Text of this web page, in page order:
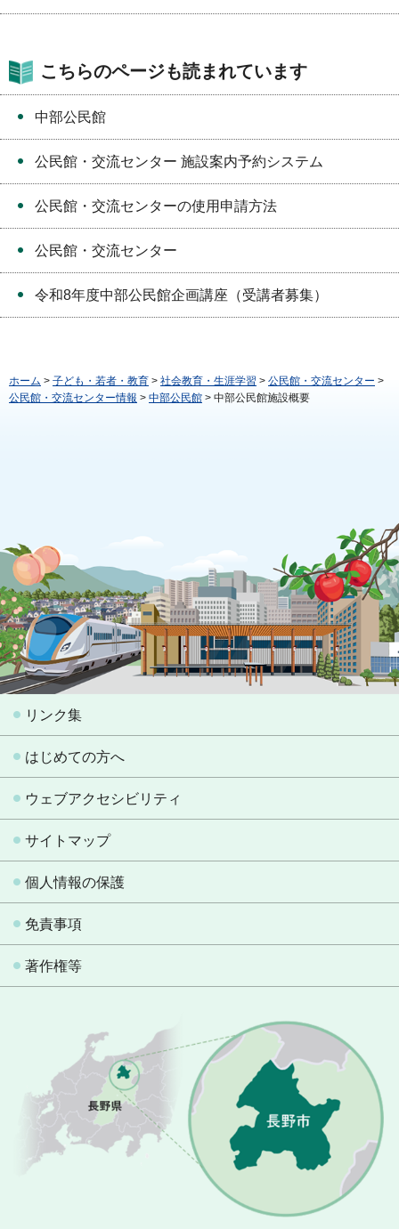
こちらのページも読まれています
中部公民館
公民館・交流センター 施設案内予約システム
公民館・交流センターの使用申請方法
公民館・交流センター
令和8年度中部公民館企画講座（受講者募集）
ホーム > 子ども・若者・教育 > 社会教育・生涯学習 > 公民館・交流センター >
公民館・交流センター情報 > 中部公民館 > 中部公民館施設概要
リンク集
はじめての方へ
ウェブアクセシビリティ
サイトマップ
個人情報の保護
免責事項
著作権等